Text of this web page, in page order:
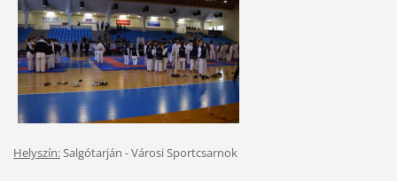
Helyszín:Salgótarján - Városi Sportcsarnok